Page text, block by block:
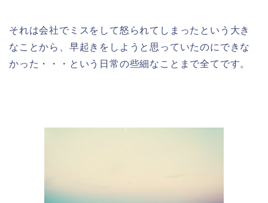
それは会社でミスをして怒られてしまったという大き
なことから、早起きをしようと思っていたのにできな
かった・・・という日常の些細なことまで全てです。